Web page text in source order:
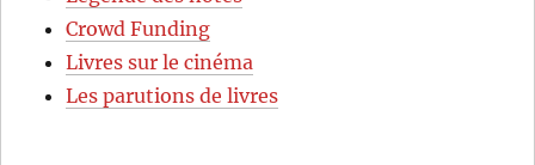
Crowd Funding
Livres sur le cinéma
Les parutions de livres